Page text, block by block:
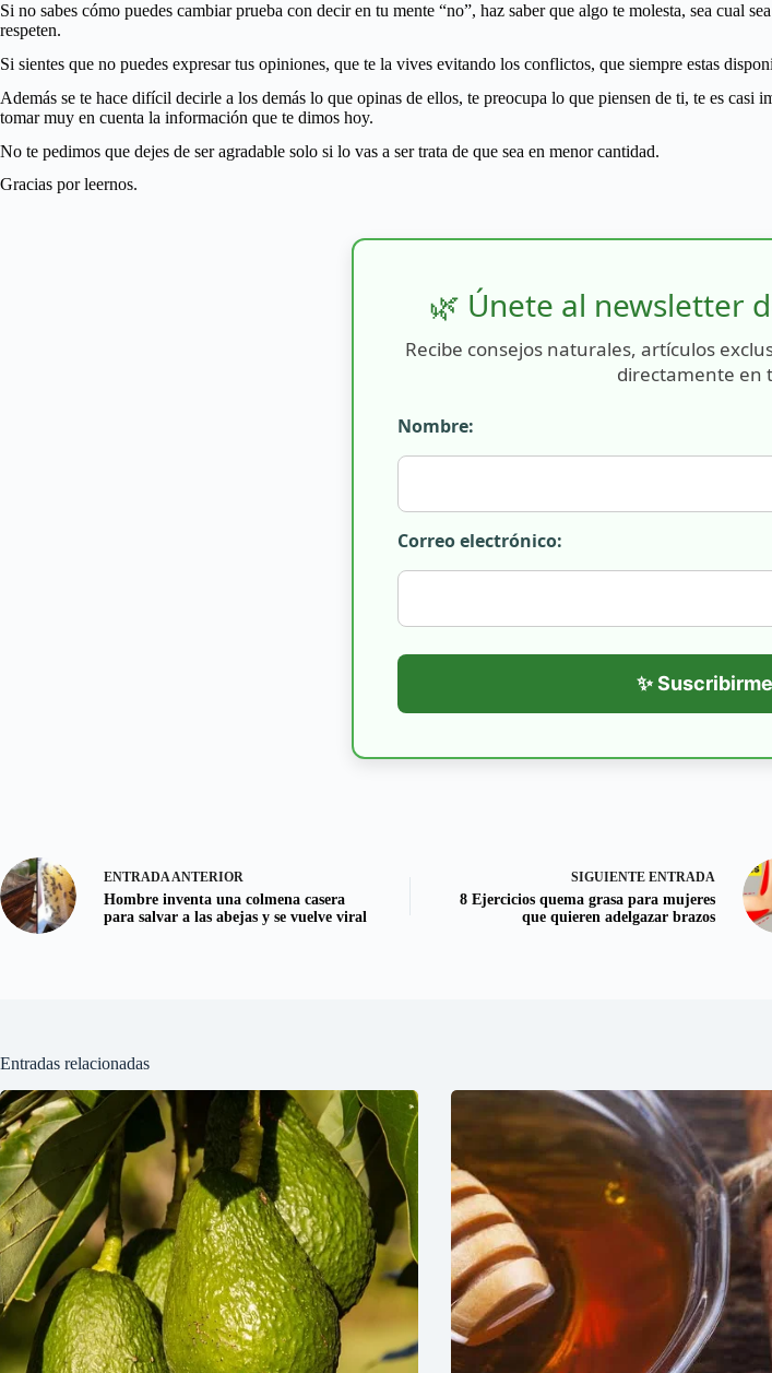
Si no sabes cómo puedes cambiar prueba con decir en tu mente “no”, haz saber que algo te molesta, sea cual
respeten.
Si sientes que no puedes expresar tus opiniones, que te la vives evitando los conflictos, que siempre estas
Además se te hace difícil decirle a los demás lo que opinas de ellos, te preocupa lo que piensen de ti, te es
tomar muy en cuenta la información que te dimos hoy.
No te pedimos que dejes de ser agradable solo si lo vas a ser trata de que sea en menor cantidad.
Gracias por leernos.
🌿 Únete al newsletter
Recibe consejos naturales, artículos
directamente en
Nombre:
Correo electrónico:
✨
ENTRADAANTERIOR
Hombre inventa una colmena casera
para salvar a las abejas y se vuelve viral
SIGUIENTE ENTRADA
8 Ejercicios quema grasa para mujeres
que quieren adelgazar brazos
Entradas relacionadas